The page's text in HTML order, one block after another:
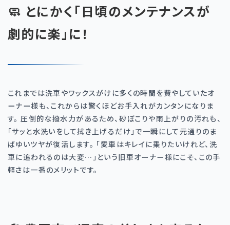
🧼 とにかく「日頃のメンテナンスが
劇的に楽」に！
これまでは洗車やワックスがけに多くの時間を費やしていたオ
ーナー様も、これからは驚くほどお手入れがカンタンになりま
す。 圧倒的な撥水力があるため、砂ぼこりや雨上がりの汚れも、
「サッと水洗いをして拭き上げるだけ」で一瞬にして元通りのま
ばゆいツヤが復活します。 「愛車はキレイに乗りたいけれど、洗
車に追われるのは大変…」という旧車オーナー様にこそ、この手
軽さは一番のメリットです。